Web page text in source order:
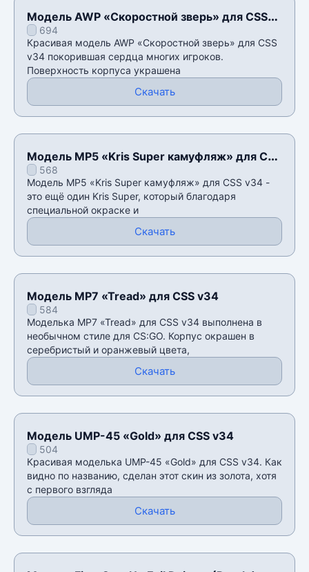
Модель AWP «Скоростной зверь» для CSS
v34694
Красивая модель AWP «Скоростной зверь» для CSS
v34 покорившая сердца многих игроков.
Поверхность корпуса украшена
Скачать
Модель MP5 «Kris Super камуфляж» для CSS
v34568
Модель MP5 «Kris Super камуфляж» для CSS v34 -
это ещё один Kris Super, который благодаря
специальной окраске и
Скачать
Модель MP7 «Tread» для CSS v34
584
Моделька MP7 «Tread» для CSS v34 выполнена в
необычном стиле для CS:GO. Корпус окрашен в
серебристый и оранжевый цвета,
Скачать
Модель UMP-45 «Gold» для CSS v34
504
Красивая моделька UMP-45 «Gold» для CSS v34. Как
видно по названию, сделан этот скин из золота, хотя
с первого взгляда
Скачать